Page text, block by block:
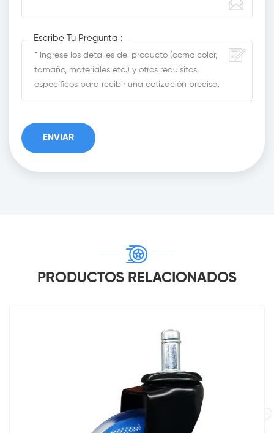
Escribe Tu Pregunta :
PRODUCTOS RELACIONADOS